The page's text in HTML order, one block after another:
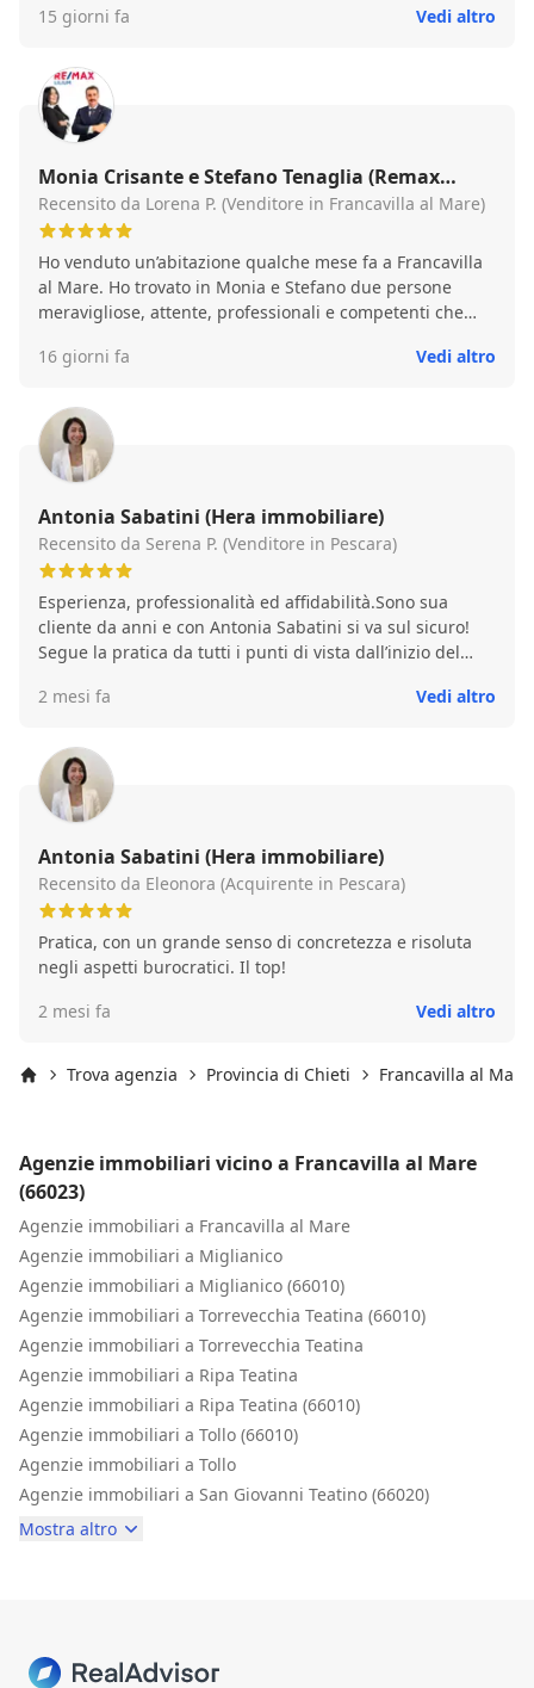
con estrema professionalità, la situazione aiutandoci a
trattamento e dell'acquisto.
15 giorni fa Vedi altro
Monia Crisante e Stefano Tenaglia (Remax
Lilium)
Recensito da Lorena P. (Venditore in Francavilla al Mare)
Ho venduto un’abitazione qualche mese fa a Francavilla
al Mare. Ho trovato in Monia e Stefano due persone
meravigliose, attente, professionali e competenti che
Monia è stata sempre presente in tutte le fasi della
soddisfare tutte le nostre richieste e chiarire i nostri
dubbi. E’stata scrupolosa nel pubblicizzare il nostro
immobile e preparata nell’ accogliere le persone
interessate. Durante la vendita ci ha supportato in tutte
le fasi burocratiche e abbiamo chiuso l’atto di vendita
secondo le previsioni e esaudendo tutte le nostre
aspettative. Ringraziamo Monia e Stefano e tutti i loro
hanno accolti.
16 giorni fa Vedi altro
Antonia Sabatini (Hera immobiliare)
Recensito da Serena P. (Venditore in Pescara)
Esperienza, professionalità ed affidabilità.Sono sua
cliente da anni e con Antonia Sabatini si va sul sicuro!
Segue la pratica da tutti i punti di vista dall’inizio del
problematica in modo impeccabile!
2 mesi fa Vedi altro
Antonia Sabatini (Hera immobiliare)
Recensito da Eleonora (Acquirente in Pescara)
Pratica, con un grande senso di concretezza e risoluta
negli aspetti burocratici. Il top!
2 mesi fa
Vedi altro
Trova agenzia Provincia di Chieti Francavilla al Mare
Agenzie immobiliari vicino a Francavilla al Mare
(66023)
Agenzie immobiliari a Francavilla al Mare
Agenzie immobiliari a Miglianico
Agenzie immobiliari a Miglianico (66010)
Agenzie immobiliari a Torrevecchia Teatina (66010)
Agenzie immobiliari a Torrevecchia Teatina
Agenzie immobiliari a Ripa Teatina
Agenzie immobiliari a Ripa Teatina (66010)
Agenzie immobiliari a Tollo (66010)
Agenzie immobiliari a Tollo
Agenzie immobiliari a San Giovanni Teatino (66020)
Mostra altro